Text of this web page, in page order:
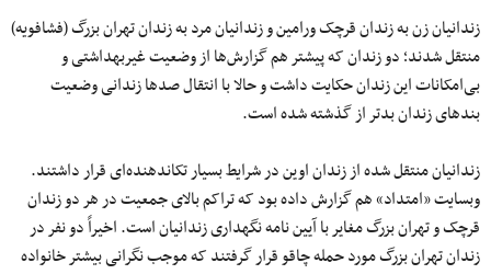
زندانیان زن به زندان قرچک ورامین و زندانیان مرد به زندان تهران بزرگ (فشافویه)
منتقل شدند؛ دو زندان که پیشتر هم گزارش‌ها از وضعیت غیربهداشتی و
بی‌امکانات این زندان حکایت داشت و حالا با انتقال صدها زندانی وضعیت
بندهای زندان بدتر از گذشته شده است.
زندانیان منتقل شده از زندان اوین در شرایط بسیار تکاندهنده‌ای قرار داشتند.
وبسایت «امتداد» هم گزارش داده بود که تراکم بالای جمعیت در هر دو زندان
قرچک و تهران بزرگ مغایر با آیین نامه نگهداری زندانیان است. اخیراً دو نفر در
زندان تهران بزرگ مورد حمله چاقو قرار گرفتند که موجب نگرانی بیشتر خانواده